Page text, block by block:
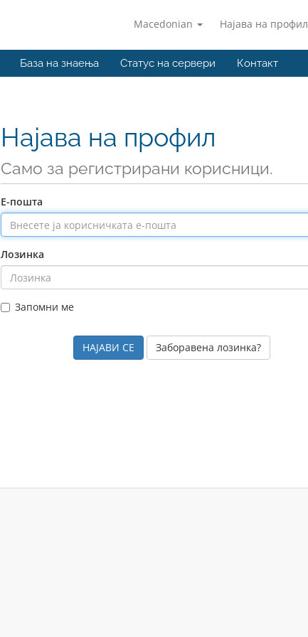
Macedonian Најава на профил
База на знаења Статус на сервери Контакт
Најава на профил
Само за регистрирани корисници.
Е-пошта
Лозинка
Запомни ме
Заборавена лозинка?